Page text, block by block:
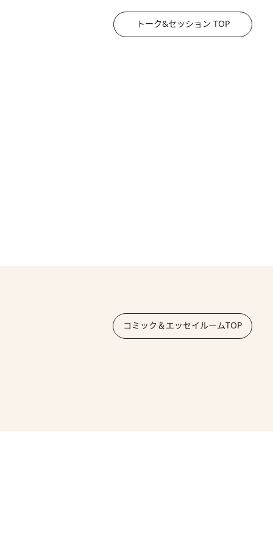
トーク&セッション TOP
コミック＆エッセイルームTOP